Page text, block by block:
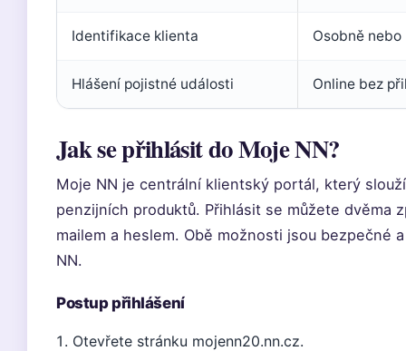
Identifikace klienta Osobně
Hlášení pojistné události Online bez
Jak se přihlásit do Moje NN?
Moje NN je centrální klientský portál, který
penzijních produktů. Přihlásit se můžete dvěma
mailem a heslem. Obě možnosti jsou bezpečné
NN.
Postup přihlášení
Otevřete stránku mojenn20.nn.cz.